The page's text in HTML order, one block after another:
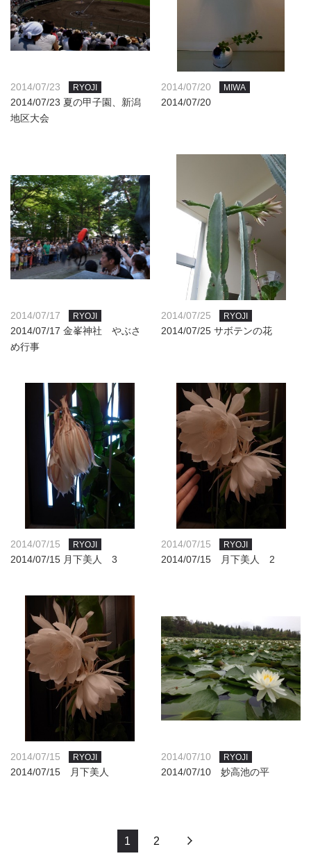
2014/07/23 RYOJI
2014/07/23 夏の甲子園、新潟
地区大会
2014/07/20 MIWA
2014/07/20
2014/07/17 RYOJI
2014/07/17 金峯神社 やぶさ
め行事
2014/07/25 RYOJI
2014/07/25 サボテンの花
2014/07/15 RYOJI
2014/07/15 月下美人 3
2014/07/15 RYOJI
2014/07/15 月下美人 2
2014/07/15 RYOJI
2014/07/15 月下美人
2014/07/10 RYOJI
2014/07/10 妙高池の平
1 2